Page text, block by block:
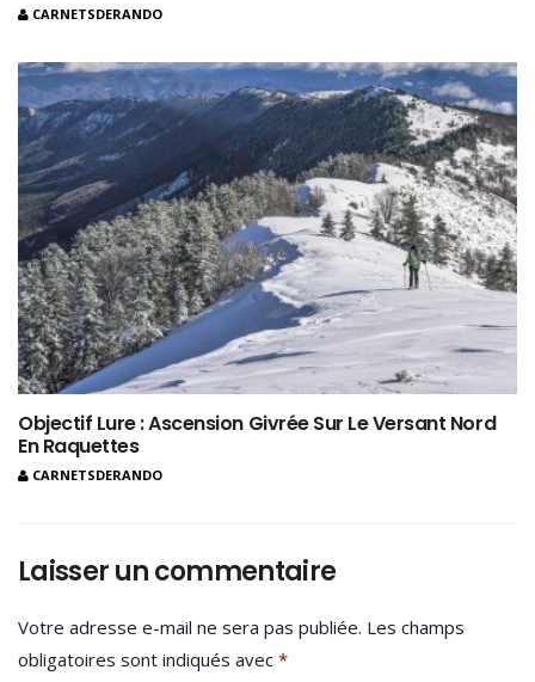
CARNETSDERANDO
Objectif Lure : Ascension Givrée Sur Le Versant Nord
En Raquettes
CARNETSDERANDO
Laisser un commentaire
Votre adresse e-mail ne sera pas publiée. Les champs
obligatoires sont indiqués avec *